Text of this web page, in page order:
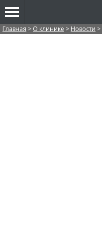
Вы здесь
Главная > О клинике > Новости >